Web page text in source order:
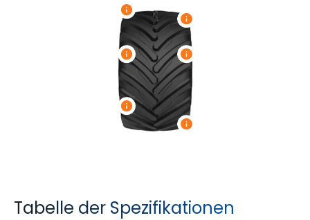
Tabelle der Spezifikationen